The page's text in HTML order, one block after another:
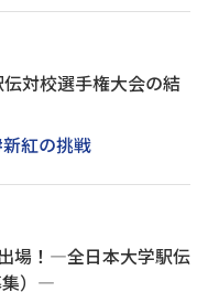
対校選手権大会の結
紅の挑戦
場！―全日本大学駅伝
集）―